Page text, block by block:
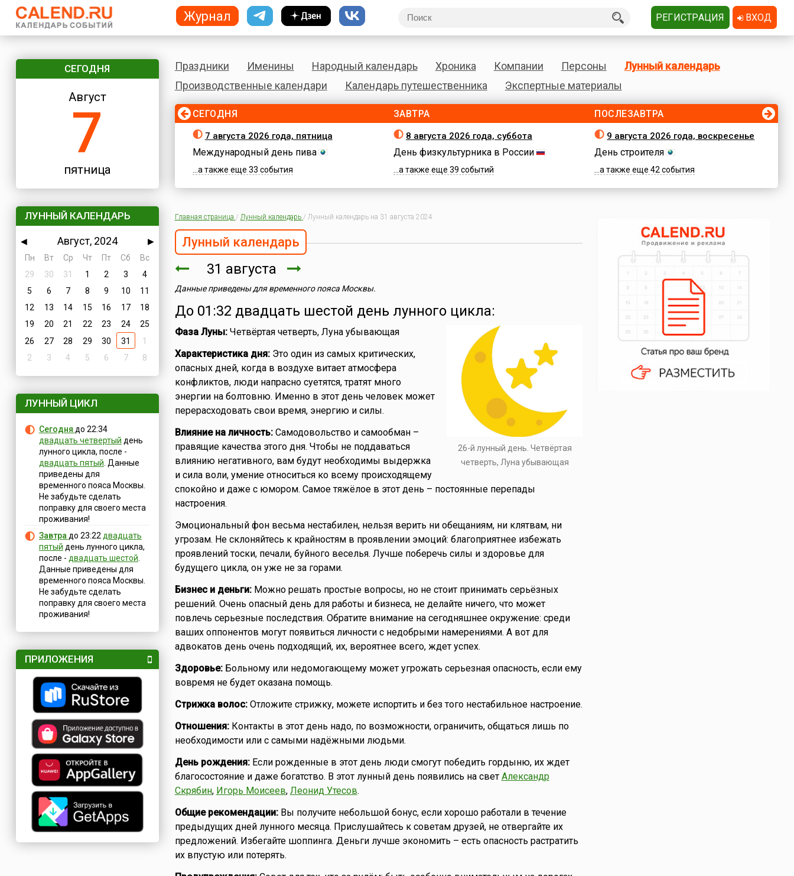
СЕГОДНЯ
Август
7
пятница
ЛУННЫЙ КАЛЕНДАРЬ
◀ Август, 2024
▶
Пн
Вт Ср Чт Пт Сб
Вс
29
30 31 1 2 3
4
5
6 7 8 9 10
11
12
13 14 15 16 17
18
19
20 21 22 23 24
25
26
27 28 29 30 31
1
2
3 4 5 6 7 8
ЛУННЫЙ ЦИКЛ
Сегодня до 22:34
двадцать четвертый день
лунного цикла, после -
двадцать пятый . Данные
приведены для
временного пояса Москвы.
Не забудьте сделать
поправку для своего места
проживания!
Завтра до 23:22 двадцать
пятый день лунного цикла,
после - двадцать шестой
Данные приведены для
временного пояса Москвы.
Не забудьте сделать
поправку для своего места
проживания!
ПРИЛОЖЕНИЯ
Праздники Именины Народный календарь Хроника Компании Персоны
Лунный календарь
Производственные календари
Календарь путешественника Экспертные материалы
СЕГОДНЯ
7 августа 2026 года, пятница
Международный день пива
...а также еще 33 события
ЗАВТРА
8 августа 2026 года, суббота
День физкультурника в России
...а также еще 39 событий
ПОСЛЕЗАВТРА
9 августа 2026 года, воскресенье
День строителя
...а также еще 42 события
Главная страница / Лунный календарь / Лунный календарь на 31 августа 2024
Лунный календарь
31 августа
Данные приведены для временного пояса Москвы.
До 01:32 двадцать шестой день лунного цикла:
26-й лунный день. Четвёртая
четверть, Луна убывающая
Фаза Луны:Четвёртая четверть, Луна убывающая
Характеристика дня:Это один из самых критических,
опасных дней, когда в воздухе витает атмосфера
конфликтов, люди напрасно суетятся, тратят много
энергии на болтовню. Именно в этот день человек может
перерасходовать свои время, энергию и силы.
Влияние на личность:Самодовольство и самообман –
правящие качества этого дня. Чтобы не поддаваться
влиянию негативного, вам будут необходимы выдержка
и сила воли, умение относиться ко всему происходящему
спокойно и даже с юмором. Самое тяжёлое в этот день – постоянные перепады
настроения.
Эмоциональный фон весьма нестабилен, нельзя верить ни обещаниям, ни клятвам, ни
угрозам. Не склоняйтесь к крайностям в проявлении эмоций: благоприятнее избежать
проявлений тоски, печали, буйного веселья. Лучше поберечь силы и здоровье для
будущего цикла, он уже не за горами.
Бизнес и деньги:Можно решать простые вопросы, но не стоит принимать серьёзных
решений. Очень опасный день для работы и бизнеса, не делайте ничего, что может
повлечь серьезные последствия. Обратите внимание на сегодняшнее окружение: среди
ваших оппонентов могут появиться личности с недобрыми намерениями. А вот для
адвокатов день очень подходящий, их, вероятнее всего, ждет успех.
Здоровье:Больному или недомогающему может угрожать серьезная опасность, если ему
вовремя не будет оказана помощь.
Стрижка волос:Отложите стрижку, можете испортить и без того нестабильное настроение.
Отношения:Контакты в этот день надо, по возможности, ограничить, общаться лишь по
необходимости или с самыми надёжными людьми.
День рождения:Если рожденные в этот день люди смогут победить гордыню, их ждет
благосостояние и даже богатство. В этот лунный день появились на свет Александр
Скрябин, Игорь Моисеев, Леонид Утесов.
Общие рекомендации:Вы получите небольшой бонус, если хорошо работали в течение
предыдущих дней лунного месяца. Прислушайтесь к советам друзей, не отвергайте их
предложений. Избегайте шоппинга. Деньги лучше экономить – есть опасность растратить
их впустую или потерять.
Журнал РЕГИСТРАЦИЯ ВХОД